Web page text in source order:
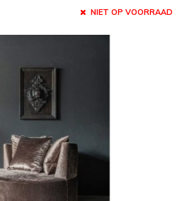
NIET OP VOORRAAD